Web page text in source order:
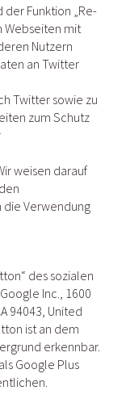
der Funktion „Re-
Webseiten mit
Nutzern
an Twitter
Twitter sowie zu
zum Schutz
weisen darauf
Verwendung
des sozialen
Inc., 1600
94043, United
ist an dem
erkennbar.
Google Plus